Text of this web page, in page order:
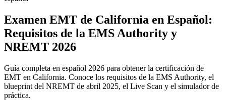
Examen EMT de California en Español:
Requisitos de la EMS Authority y
NREMT 2026
Guía completa en español 2026 para obtener la certificación de
EMT en California. Conoce los requisitos de la EMS Authority, el
blueprint del NREMT de abril 2025, el Live Scan y el simulador de
práctica.